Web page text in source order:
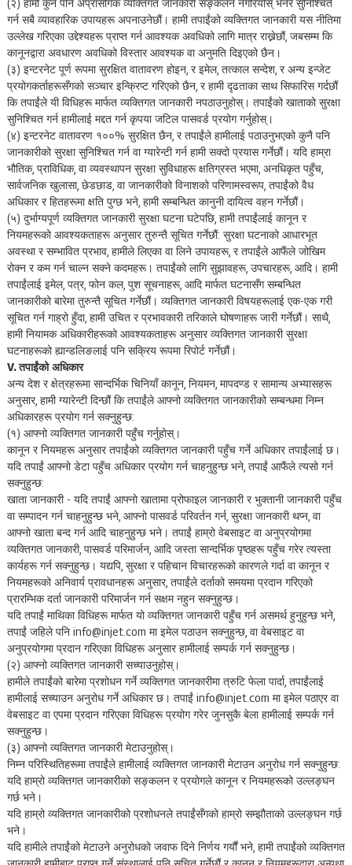
गर्न सबै व्यावहारिक उपायहरू अपनाउनेछौं। हामी तपाईंको व्यक्तिगत जानकारी यस नीतिमा
उल्लेख गरिएका उद्देश्यहरू प्राप्त गर्न आवश्यक अवधिको लागि मात्र राख्नेछौं, जबसम्म कि
कानूनद्वारा अवधारण अवधिको विस्तार आवश्यक वा अनुमति दिइएको छैन।
(३) इन्टरनेट पूर्ण रूपमा सुरक्षित वातावरण होइन, र इमेल, तत्काल सन्देश, र अन्य इन्जेट
प्रयोगकर्ताहरूसँगको सञ्चार इन्क्रिप्ट गरिएको छैन, र हामी दृढताका साथ सिफारिस गर्दछौं
कि तपाईंले यी विधिहरू मार्फत व्यक्तिगत जानकारी नपठाउनुहोस्। तपाईंको खाताको सुरक्षा
सुनिश्चित गर्न हामीलाई मद्दत गर्न कृपया जटिल पासवर्ड प्रयोग गर्नुहोस्।
(४) इन्टरनेट वातावरण १००% सुरक्षित छैन, र तपाईंले हामीलाई पठाउनुभएको कुनै पनि
जानकारीको सुरक्षा सुनिश्चित गर्न वा ग्यारेन्टी गर्न हामी सक्दो प्रयास गर्नेछौं। यदि हाम्रा
भौतिक, प्राविधिक, वा व्यवस्थापन सुरक्षा सुविधाहरू क्षतिग्रस्त भएमा, अनधिकृत पहुँच,
सार्वजनिक खुलासा, छेडछाड, वा जानकारीको विनाशको परिणामस्वरूप, तपाईंको वैध
अधिकार र हितहरूमा क्षति पुग्छ भने, हामी सम्बन्धित कानुनी दायित्व वहन गर्नेछौं।
(५) दुर्भाग्यपूर्ण व्यक्तिगत जानकारी सुरक्षा घटना घटेपछि, हामी तपाईंलाई कानून र
नियमहरूको आवश्यकताहरू अनुसार तुरुन्तै सूचित गर्नेछौं: सुरक्षा घटनाको आधारभूत
अवस्था र सम्भावित प्रभाव, हामीले लिएका वा लिने उपायहरू, र तपाईंले आफैंले जोखिम
रोक्न र कम गर्न चाल्न सक्ने कदमहरू। तपाईंको लागि सुझावहरू, उपचारहरू, आदि। हामी
तपाईंलाई इमेल, पत्र, फोन कल, पुश सूचनाहरू, आदि मार्फत घटनासँग सम्बन्धित
जानकारीको बारेमा तुरुन्तै सूचित गर्नेछौं। व्यक्तिगत जानकारी विषयहरूलाई एक-एक गरी
सूचित गर्न गाह्रो हुँदा, हामी उचित र प्रभावकारी तरिकाले घोषणाहरू जारी गर्नेछौं। साथै,
हामी नियामक अधिकारीहरूको आवश्यकताहरू अनुसार व्यक्तिगत जानकारी सुरक्षा
घटनाहरूको ह्यान्डलिङलाई पनि सक्रिय रूपमा रिपोर्ट गर्नेछौं।
V. तपाईंको अधिकार
अन्य देश र क्षेत्रहरूमा सान्दर्भिक चिनियाँ कानून, नियमन, मापदण्ड र सामान्य अभ्यासहरू
अनुसार, हामी ग्यारेन्टी दिन्छौं कि तपाईंले आफ्नो व्यक्तिगत जानकारीको सम्बन्धमा निम्न
अधिकारहरू प्रयोग गर्न सक्नुहुन्छ:
(१) आफ्नो व्यक्तिगत जानकारी पहुँच गर्नुहोस्।
कानून र नियमहरू अनुसार तपाईंको व्यक्तिगत जानकारी पहुँच गर्ने अधिकार तपाईंलाई छ।
यदि तपाईं आफ्नो डेटा पहुँच अधिकार प्रयोग गर्न चाहनुहुन्छ भने, तपाईं आफैंले त्यसो गर्न
सक्नुहुन्छ:
खाता जानकारी - यदि तपाईं आफ्नो खातामा प्रोफाइल जानकारी र भुक्तानी जानकारी पहुँच
वा सम्पादन गर्न चाहनुहुन्छ भने, आफ्नो पासवर्ड परिवर्तन गर्न, सुरक्षा जानकारी थप्न, वा
आफ्नो खाता बन्द गर्न आदि चाहनुहुन्छ भने। तपाईं हाम्रो वेबसाइट वा अनुप्रयोगमा
व्यक्तिगत जानकारी, पासवर्ड परिमार्जन, आदि जस्ता सान्दर्भिक पृष्ठहरू पहुँच गरेर त्यस्ता
कार्यहरू गर्न सक्नुहुन्छ। यद्यपि, सुरक्षा र पहिचान विचारहरूको कारणले गर्दा वा कानून र
नियमहरूको अनिवार्य प्रावधानहरू अनुसार, तपाईंले दर्ताको समयमा प्रदान गरिएको
प्रारम्भिक दर्ता जानकारी परिमार्जन गर्न सक्षम नहुन सक्नुहुन्छ।
यदि तपाईं माथिका विधिहरू मार्फत यो व्यक्तिगत जानकारी पहुँच गर्न असमर्थ हुनुहुन्छ भने,
तपाईं जहिले पनि info@injet.com मा इमेल पठाउन सक्नुहुन्छ, वा वेबसाइट वा
अनुप्रयोगमा प्रदान गरिएका विधिहरू अनुसार हामीलाई सम्पर्क गर्न सक्नुहुन्छ।
(२) आफ्नो व्यक्तिगत जानकारी सच्याउनुहोस्।
हामीले तपाईंको बारेमा प्रशोधन गर्ने व्यक्तिगत जानकारीमा त्रुटि फेला पार्दा, तपाईंलाई
हामीलाई सच्याउन अनुरोध गर्ने अधिकार छ। तपाईं info@injet.com मा इमेल पठाएर वा
वेबसाइट वा एपमा प्रदान गरिएका विधिहरू प्रयोग गरेर जुनसुकै बेला हामीलाई सम्पर्क गर्न
सक्नुहुन्छ।
(३) आफ्नो व्यक्तिगत जानकारी मेटाउनुहोस्।
निम्न परिस्थितिहरूमा तपाईंले हामीलाई व्यक्तिगत जानकारी मेटाउन अनुरोध गर्न सक्नुहुन्छ:
यदि हाम्रो व्यक्तिगत जानकारीको सङ्कलन र प्रयोगले कानून र नियमहरूको उल्लङ्घन
गर्छ भने।
यदि हाम्रो व्यक्तिगत जानकारीको प्रशोधनले तपाईंसँगको हाम्रो सम्झौताको उल्लङ्घन गर्छ
भने।
यदि हामीले तपाईंको मेटाउने अनुरोधको जवाफ दिने निर्णय गर्यौं भने, हामी तपाईंको व्यक्तिगत